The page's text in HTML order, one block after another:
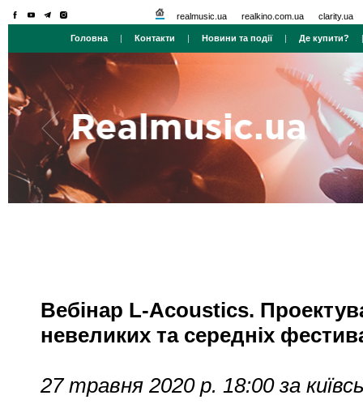
realmusic.ua realkino.com.ua clarity.ua
Головна | Контакти | Новини та події| Де купити?
Вебінар L-Acoustics.
невеликих та середніх
27 травня 2020 р. 18:00 за